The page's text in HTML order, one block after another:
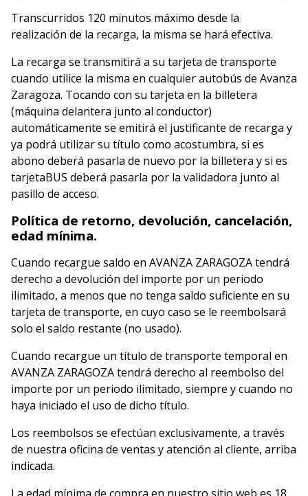
Transcurridos 120 minutos máximo desde la
realización de la recarga, la misma se hará efectiva.
La recarga se transmitirá a su tarjeta de transporte
cuando utilice la misma en cualquier autobús de Avanza
Zaragoza. Tocando con su tarjeta en la billetera
(máquina delantera junto al conductor)
automáticamente se emitirá el justificante de recarga y
ya podrá utilizar su título como acostumbra, si es
abono deberá pasarla de nuevo por la billetera y si es
tarjetaBUS deberá pasarla por la validadora junto al
pasillo de acceso.
Política de retorno, devolución, cancelación,
edad mínima.
Cuando recargue saldo en AVANZA ZARAGOZA tendrá
derecho a devolución del importe por un periodo
ilimitado, a menos que no tenga saldo suficiente en su
tarjeta de transporte, en cuyo caso se le reembolsará
solo el saldo restante (no usado).
Cuando recargue un título de transporte temporal en
AVANZA ZARAGOZA tendrá derecho al reembolso del
importe por un periodo ilimitado, siempre y cuando no
haya iniciado el uso de dicho título.
Los reembolsos se efectúan exclusivamente, a través
de nuestra oficina de ventas y atención al cliente, arriba
indicada.